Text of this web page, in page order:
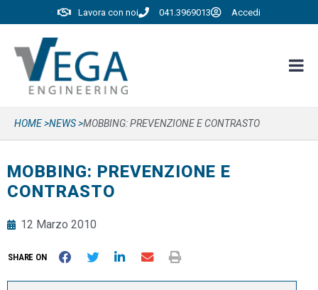
Lavora con noi 041.3969013 Accedi
HOME >NEWS >MOBBING: PREVENZIONE E CONTRASTO
MOBBING: PREVENZIONE E
CONTRASTO
12 Marzo 2010
SHARE ON